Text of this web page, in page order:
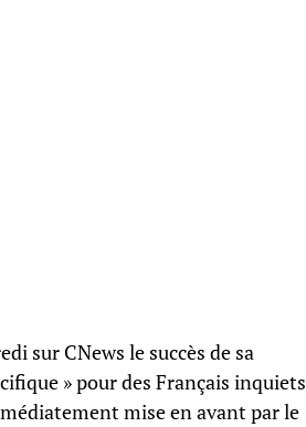
sur CNews le succès de sa
» pour des Français inquiets
mise en avant par le